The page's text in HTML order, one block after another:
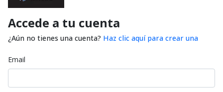
Accede a tu cuenta
¿Aún no tienes una cuenta? Haz clic aquí para crear una
Email